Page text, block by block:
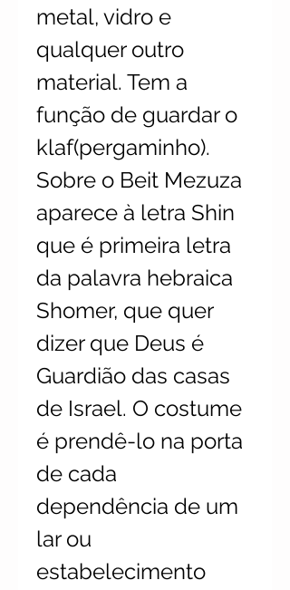
metal, vidro e
qualquer outro
material. Tem a
função de guardar o
klaf(pergaminho).
Sobre o Beit Mezuza
aparece à letra Shin
que é primeira letra
da palavra hebraica
Shomer, que quer
dizer que Deus é
Guardião das casas
de Israel. O costume
é prendê-lo na porta
de cada
dependência de um
lar ou
estabelecimento